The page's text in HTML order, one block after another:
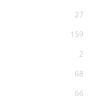
27
159
2
68
66